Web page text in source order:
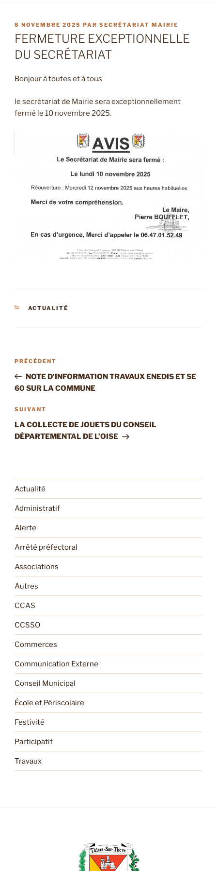
PUBLIÉ
LE
8 NOVEMBRE 2025 PAR SECRÉTARIAT MAIRIE
FERMETURE EXCEPTIONNELLE
DU SECRÉTARIAT
Bonjour à toutes et à tous
le secrétariat de Mairie sera exceptionnellement
fermé le 10 novembre 2025.
CATÉGORIES
ACTUALITÉ
Navigation
l’article
Article
précédent
PRÉCÉDENT
NOTE D’INFORMATION TRAVAUX ENEDIS ET SE
60 SUR LA COMMUNE
Article
suivant
SUIVANT
LA COLLECTE DE JOUETS DU CONSEIL
DÉPARTEMENTAL DE L’OISE
Actualité
Administratif
Alerte
Arrêté préfectoral
Associations
Autres
CCAS
CCSSO
Commerces
Communication Externe
Conseil Municipal
École et Périscolaire
Festivité
Participatif
Travaux